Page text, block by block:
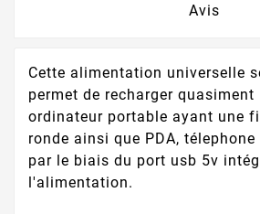
Avis
Cette alimentation universelle
permet de recharger quasiment
ordinateur portable ayant une
ronde ainsi que PDA,
par le biais du port usb 5v
l'alimentation.